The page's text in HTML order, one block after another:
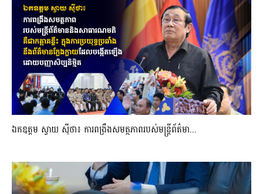
ឯកឧត្តម ស្វាយ ស៊ីថា៖ ការពង្រឹងសមត្ថភាពរបស់មន្ត្រីព័ត៌មា...